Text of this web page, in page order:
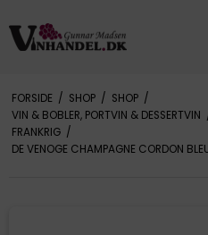
FORSIDE / SHOP / SHOP /
VIN & BOBLER, PORTVIN & DESSERTVIN
FRANKRIG /
DE VENOGE CHAMPAGNE CORDON